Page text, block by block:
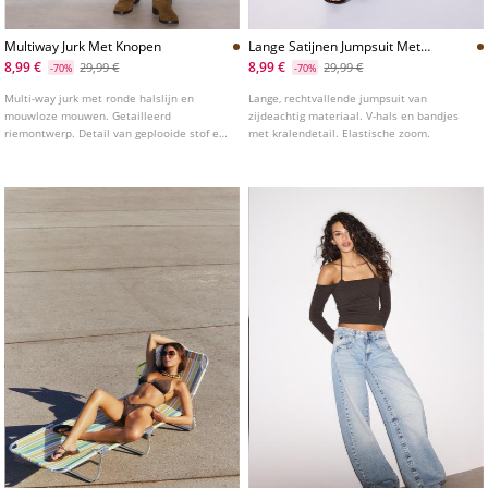
Multiway Jurk Met Knopen
8,99 €
-70% 29,99 €
Multi-way jurk met ronde halslijn en
mouwloze mouwen. Getailleerd
riemontwerp. Detail van geplooide stof en
Lange Satijnen Jumpsuit Met
Kralen
8,99 € -70% 29,99 €
Lange, rechtvallende jumpsuit van
zijdeachtig materiaal. V-hals en bandjes
met kralendetail. Elastische zoom.